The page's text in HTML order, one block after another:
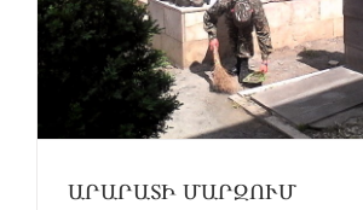
ԱՐԱՐԱՏԻ ՄԱՐԶՈՒՄ